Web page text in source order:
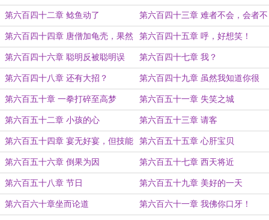
第六百四十二章 鲶鱼动了 第六百四十三章 难者不会，会者不
难
第六百四十四章 唐僧加龟壳，果然
有搞头
第六百四十五章 呼，好想笑！
第六百四十六章 聪明反被聪明误 第六百四十七章 我？
第六百四十八章 还有大招？ 第六百四十九章 虽然我知道你很
强，但我要说就这？
第六百五十章 一拳打碎至高梦 第六百五十一章 失笑之城
第六百五十二章 小孩的心 第六百五十三章 请客
第六百五十四章 宴无好宴，但技能
展示会例外
第六百五十五章 心肝宝贝
第六百五十六章 倒果为因 第六百五十七章 西天将近
第六百五十八章 节日 第六百五十九章 美好的一天
第六百六十章坐而论道 第六百六十一章 我佛你口牙！